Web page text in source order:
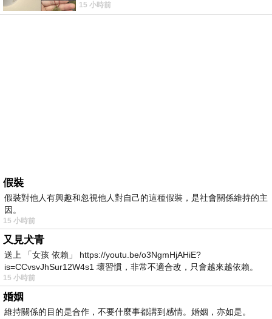
罵她施政滿意度輸給陳其邁，甚至還說盧
15 小時前
假裝
假裝對他人有興趣和忽視他人對自己的這種假裝，是社會關係維持的主
因。
15 小時前
又見犬青
送上 「女孩 依賴」 https://youtu.be/o3NgmHjAHiE?
is=CCvsvJhSur12W4s1 壞習慣，非常不適合改，只會越來越依賴。
我害怕的
15 小時前
婚姻
維持關係的目的是合作，不要什麼事都講到感情。婚姻，亦如是。